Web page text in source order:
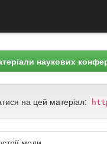
наукових
на цей матеріал: